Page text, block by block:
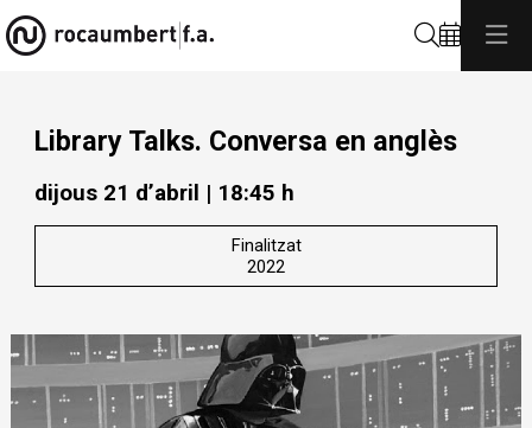
Library Talks. Conversa en anglès
dijous 21 d’abril | 18:45 h
Finalitzat
2022